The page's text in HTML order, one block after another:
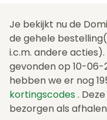
Je bekijkt nu de
de gehele
i.c.m. andere
gevonden op 10-06-
hebben we er nog
kortingscodes .
bezorgen als